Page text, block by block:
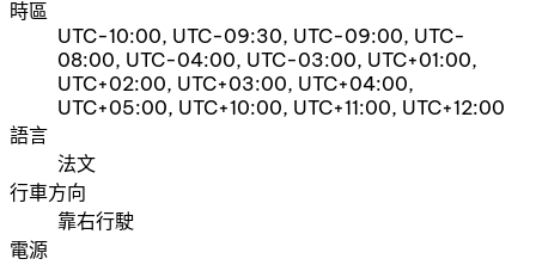
時區
UTC-10:00, UTC-09:30, UTC-09:00, UTC-
08:00, UTC-04:00, UTC-03:00, UTC+01:00,
UTC+02:00, UTC+03:00, UTC+04:00,
UTC+05:00, UTC+10:00, UTC+11:00, UTC+12:00
語言
法文
行車方向
靠右行駛
電源